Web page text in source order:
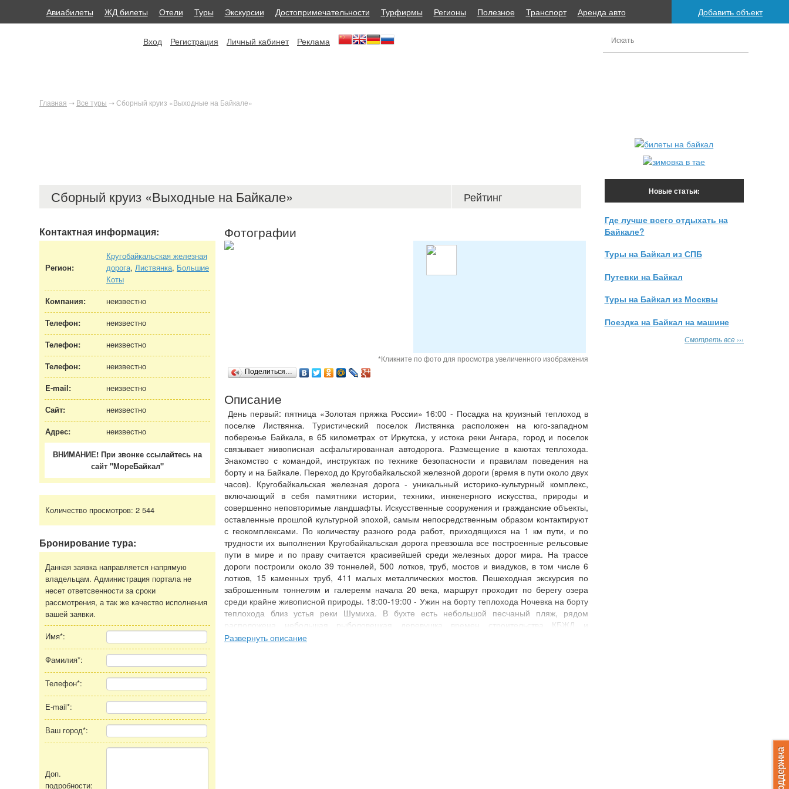
Добавить объект
Авиабилеты ЖД билеты Отели Туры Экскурсии Достопримечательности Турфирмы Регионы Полезное Транспорт Аренда авто
Вход Регистрация Личный кабинет Реклама
Главная ➝ Все туры ➝ Сборный круиз «Выходные на Байкале»
Сборный круиз «Выходные на Байкале» Рейтинг
Контактная информация:
Регион:
Кругобайкальская железная
дорога, Листвянка, Большие
Коты
Компания:
неизвестно
Телефон:
неизвестно
Телефон:
неизвестно
Телефон:
неизвестно
E-mail:
неизвестно
Сайт:
неизвестно
Адрес:
неизвестно
ВНИМАНИЕ! При звонке ссылайтесь на
сайт "МореБайкал"
Количество просмотров: 2 544
Бронирование тура:
Данная заявка направляется напрямую
владельцам. Администрация портала не
несет ответсвенности за сроки
рассмотрения, а так же качество исполнения
вашей заявки.
Имя*:
Фамилия*:
Телефон*:
E-mail*:
Ваш город*:
Доп.
подробности:
Фотографии
*Кликните по фото для просмотра увеличенного изображения
Поделиться…
Описание
День первый: пятница «Золотая пряжка России» 16:00 - Посадка на круизный теплоход в
поселке Листвянка. Туристический поселок Листвянка расположен на юго-западном
побережье Байкала, в 65 километрах от Иркутска, у истока реки Ангара, город и поселок
связывает живописная асфальтированная автодорога. Размещение в каютах теплохода.
Знакомство с командой, инструктаж по технике безопасности и правилам поведения на
борту и на Байкале. Переход до Кругобайкальской железной дороги (время в пути около двух
часов). Кругобайкальская железная дорога - уникальный историко-культурный комплекс,
включающий в себя памятники истории, техники, инженерного искусства, природы и
совершенно неповторимые ландшафты. Искусственные сооружения и гражданские объекты,
оставленные прошлой культурной эпохой, самым непосредственным образом контактируют
с геокомплексами. По количеству разного рода работ, приходящихся на 1 км пути, и по
трудности их выполнения Кругобайкальская дорога превзошла все построенные рельсовые
пути в мире и по праву считается красивейшей среди железных дорог мира. На трассе
дороги построили около 39 тоннелей, 500 лотков, труб, мостов и виадуков, в том числе 6
лотков, 15 каменных труб, 411 малых металлических мостов. Пешеходная экскурсия по
заброшенным тоннелям и галереям начала 20 века, маршрут проходит по берегу озера
среди крайне живописной природы. 18:00-19:00 - Ужин на борту теплохода Ночевка на борту
теплохода близ устья реки Шумиха. В бухте есть небольшой песчаный пляж, рядом
расположена небольшая рыболовецкая деревушка времен строительства КБЖД и
ландшафтный таежный распадок.
Развернуть описание
Новые статьи:
Где лучше всего отдыхать на
Байкале?
Туры на Байкал из СПБ
Путевки на Байкал
Туры на Байкал из Москвы
Поездка на Байкал на машине
Смотреть все ›››